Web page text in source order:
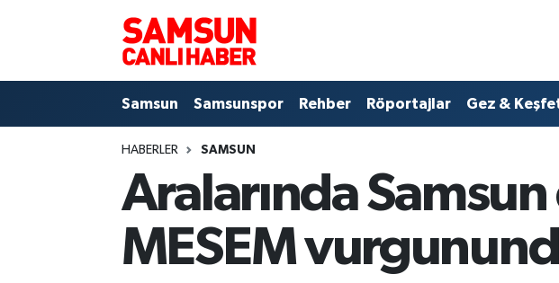
Samsun Samsunspor Rehber Röportajlar Gez &
HABERLER SAMSUN
Aralarında
MESEM
Samsunspor
Samsun Nöbetçi Eczaneler
Samsun Hava Durumu
Samsun Trafik Yoğunluk Haritası
Süper Lig Puan Durumu ve Fikstür